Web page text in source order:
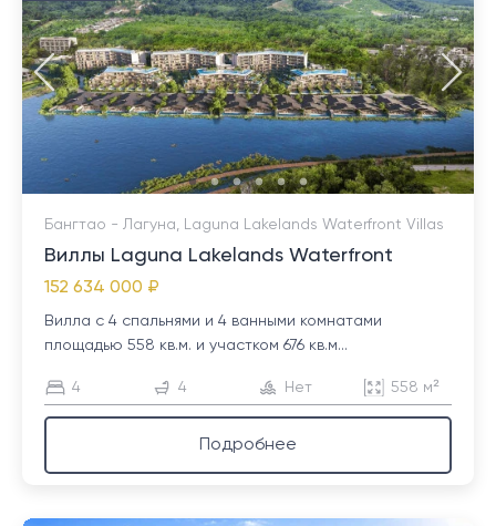
Бангтао - Лагуна, Laguna Lakelands Waterfront Villas
Виллы Laguna Lakelands Waterfront
152 634 000 ₽
Вилла с 4 спальнями и 4 ванными комнатами
площадью 558 кв.м. и участком 676 кв.м...
4 4 Нет 558 м²
Подробнее